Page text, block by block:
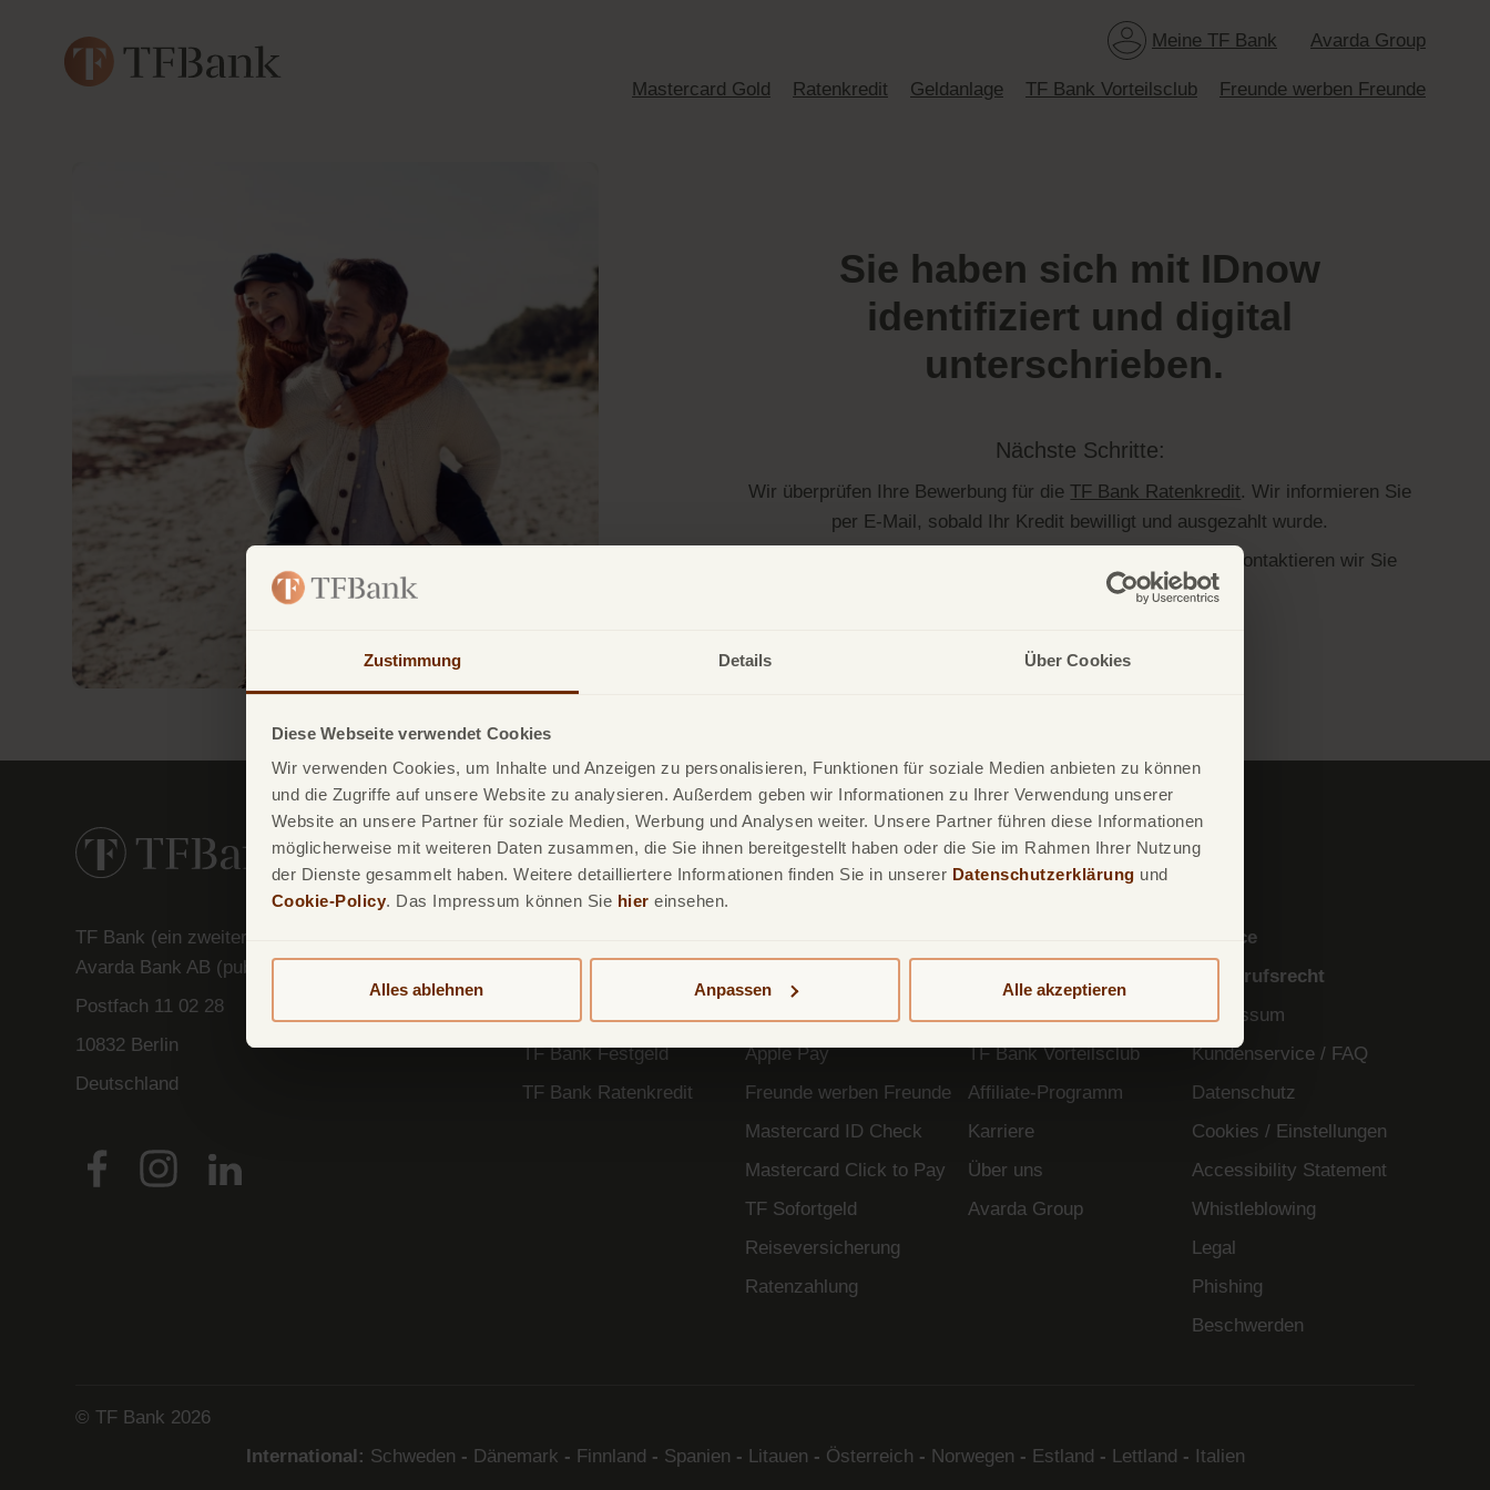
Zustimmung Details Über Cookies
Diese Webseite verwendet Cookies
Wir verwenden Cookies, um Inhalte und Anzeigen zu personalisieren, Funktionen für soziale Medien anbieten zu können
und die Zugriffe auf unsere Website zu analysieren. Außerdem geben wir Informationen zu Ihrer Verwendung unserer
Website an unsere Partner für soziale Medien, Werbung und Analysen weiter. Unsere Partner führen diese Informationen
möglicherweise mit weiteren Daten zusammen, die Sie ihnen bereitgestellt haben oder die Sie im Rahmen Ihrer Nutzung
der Dienste gesammelt haben. Weitere detailliertere Informationen finden Sie in unserer Datenschutzerklärung und
Cookie-Policy. Das Impressum können Sie hier einsehen.
Alles ablehnen Anpassen Alle akzeptieren
Mastercard Gold Ratenkredit Geldanlage TF Bank Vorteilsclub Freunde werben Freunde
Meine TF Bank Avarda Group
Sie haben sich mit IDnow
identifiziert und digital
unterschrieben.
Nächste Schritte:
Wir überprüfen Ihre Bewerbung für die TF Bank Ratenkredit. Wir informieren Sie
per E-Mail, sobald Ihr Kredit bewilligt und ausgezahlt wurde.
Sollten wir zusätzliche Dokumente von Ihnen benötigen, kontaktieren wir Sie
TF Bank (ein zweiter Firmenname von
Avarda Bank AB (publ )) reg. no. 556158-1041)
Postfach 11 02 28
10832 Berlin
Deutschland
TF Bank Tagesgeld
TF Bank Festgeld
TF Bank Ratenkredit
Apple Pay
Freunde werben Freunde
Mastercard ID Check
Mastercard Click to Pay
TF Sofortgeld
Reiseversicherung
Ratenzahlung
TF Bank Vorteilsclub
Affiliate-Programm
Karriere
Über uns
Avarda Group
Service
Widerrufsrecht
Impressum
Kundenservice / FAQ
Datenschutz
Cookies / Einstellungen
Accessibility Statement
Whistleblowing
Legal
Phishing
Beschwerden
© TF Bank 2026
International: Schweden - Dänemark - Finnland - Spanien - Litauen - Österreich - Norwegen - Estland - Lettland - Italien